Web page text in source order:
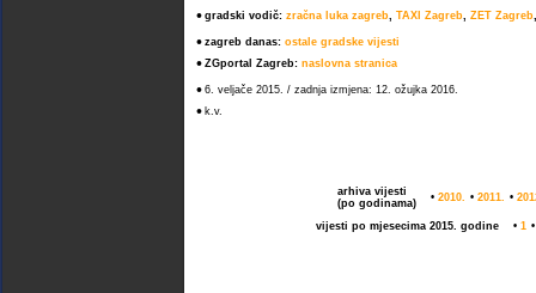
• gradski vodič: zračna luka zagreb, TAXI Zagreb, ZET Zagreb
• zagreb danas: ostale gradske vijesti
• ZGportal Zagreb: naslovna stranica
• 6. veljače 2015. / zadnja izmjena: 12. ožujka 2016.
• k.v.
arhiva vijesti
(po godinama)
• 2010. • 2011. •
vijesti po mjesecima 2015. godine • 1